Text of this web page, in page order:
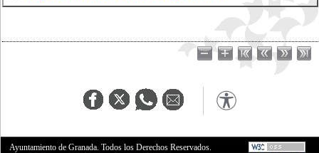
Ayuntamiento de Granada. Todos los Derechos Reservados.